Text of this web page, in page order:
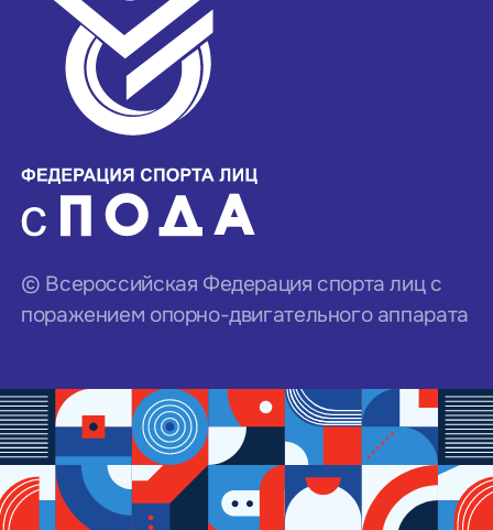
© Всероссийская Федерация спорта лиц с
поражением опорно-двигательного аппарата